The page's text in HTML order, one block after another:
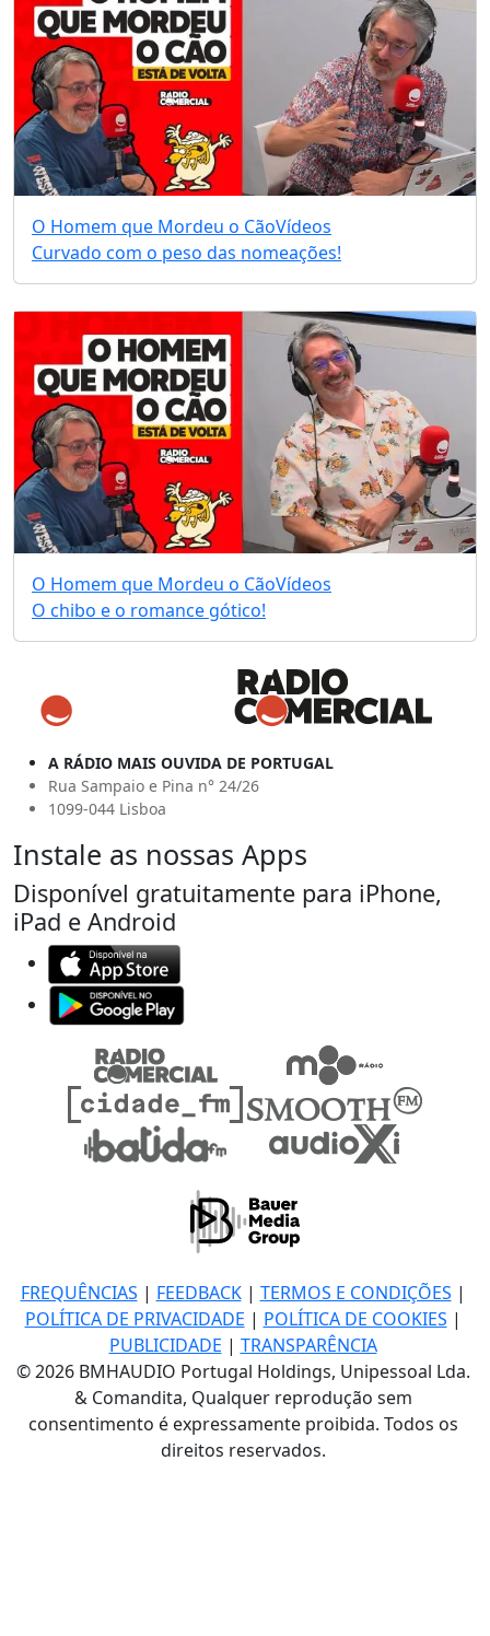
O Homem que Mordeu o CãoVídeos
Curvado com o peso das nomeações!
O Homem que Mordeu o CãoVídeos
O chibo e o romance gótico!
A RÁDIO MAIS OUVIDA DE PORTUGAL
Rua Sampaio e Pina n° 24/26
1099-044 Lisboa
Instale as nossas Apps
Disponível gratuitamente para iPhone,
iPad e Android
FREQUÊNCIAS | FEEDBACK| TERMOS E CONDIÇÕES |
POLÍTICA DE PRIVACIDADE | POLÍTICA DE COOKIES |
PUBLICIDADE | TRANSPARÊNCIA
© 2026 BMHAUDIO Portugal Holdings, Unipessoal Lda.
& Comandita, Qualquer reprodução sem
consentimento é expressamente proibida. Todos os
direitos reservados.